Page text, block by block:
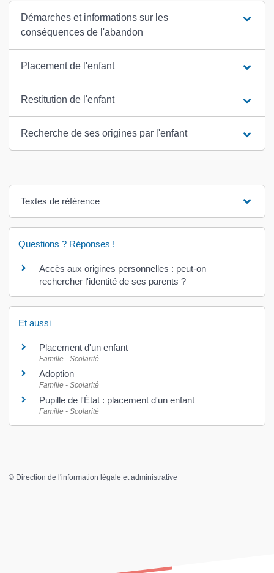
Démarches et informations sur les
conséquences de l'abandon
Placement de l'enfant
Restitution de l'enfant
Recherche de ses origines par l'enfant
Textes de référence
Questions ? Réponses !
Accès aux origines personnelles : peut-on
rechercher l'identité de ses parents ?
Et aussi
Placement d'un enfant
Famille - Scolarité
Adoption
Famille - Scolarité
Pupille de l'État : placement d'un enfant
Famille - Scolarité
© Direction de l'information légale et administrative